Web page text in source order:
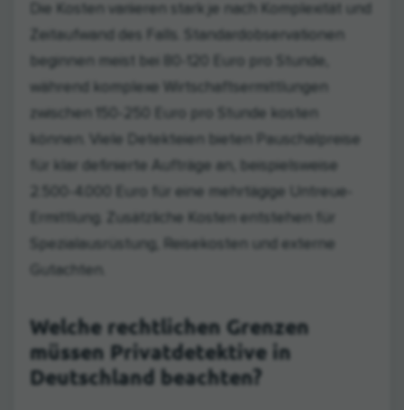
Die Kosten variieren stark je nach Komplexität und
Zeitaufwand des Falls. Standardobservationen
beginnen meist bei 80-120 Euro pro Stunde,
während komplexe Wirtschaftsermittlungen
zwischen 150-250 Euro pro Stunde kosten
können. Viele Detekteien bieten Pauschalpreise
für klar definierte Aufträge an, beispielsweise
2.500-4.000 Euro für eine mehrtägige Untreue-
Ermittlung. Zusätzliche Kosten entstehen für
Spezialausrüstung, Reisekosten und externe
Gutachten.
Welche rechtlichen Grenzen
müssen Privatdetektive in
Deutschland beachten?